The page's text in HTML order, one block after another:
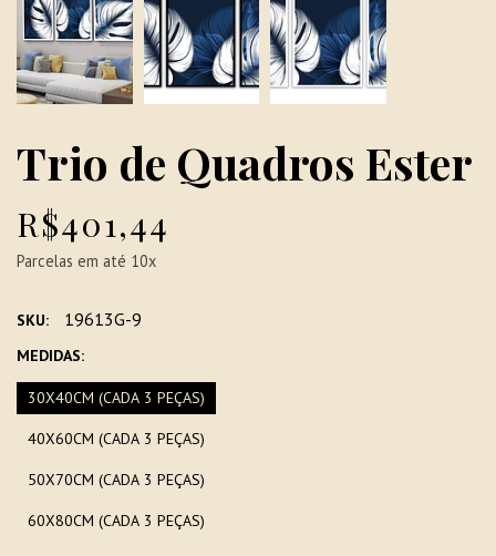
Trio de Quadros Ester
R$401,44
Parcelas em até 10x
SKU: 19613G-9
MEDIDAS:
30X40CM (CADA 3 PEÇAS)
40X60CM (CADA 3 PEÇAS)
50X70CM (CADA 3 PEÇAS)
60X80CM (CADA 3 PEÇAS)